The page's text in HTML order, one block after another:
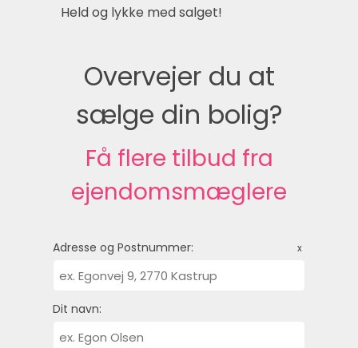
Held og lykke med salget!
Overvejer du at
sælge din bolig?
Få flere tilbud fra
ejendomsmæglere
Adresse og Postnummer: x
Dit navn: